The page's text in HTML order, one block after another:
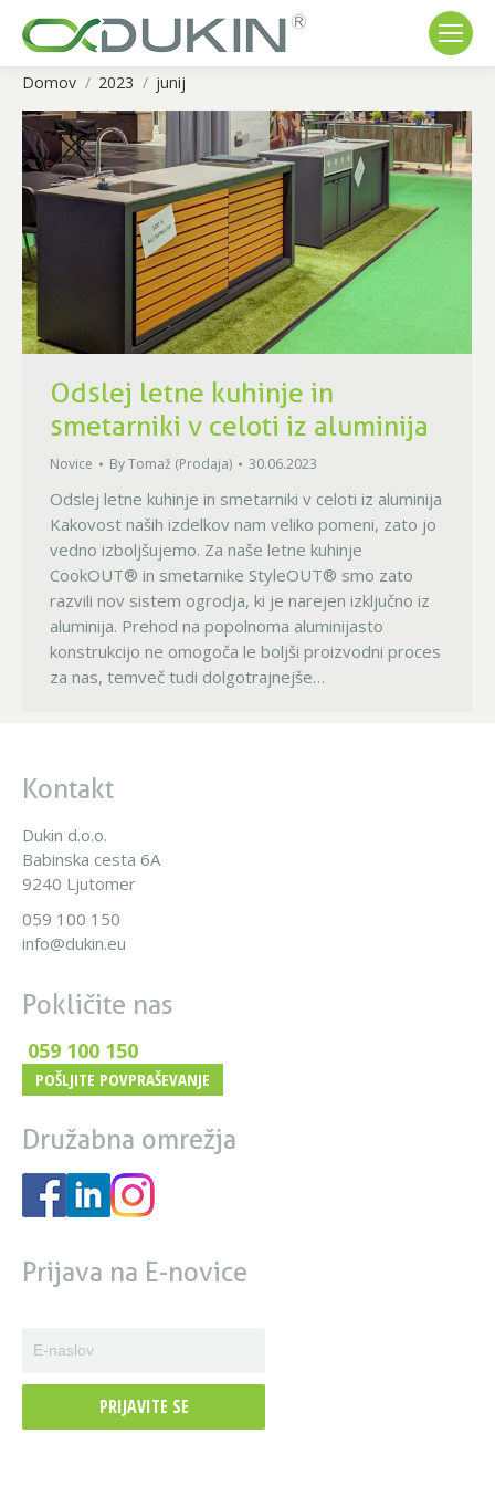
You are here:
Domov 2023 junij
Odslej letne kuhinje in
smetarniki v celoti iz aluminija
Novice ByTomaž (Prodaja) 30.06.2023
Odslej letne kuhinje in smetarniki v celoti iz aluminija
Kakovost naših izdelkov nam veliko pomeni, zato jo
vedno izboljšujemo. Za naše letne kuhinje
CookOUT® in smetarnike StyleOUT® smo zato
razvili nov sistem ogrodja, ki je narejen izključno iz
aluminija. Prehod na popolnoma aluminijasto
konstrukcijo ne omogoča le boljši proizvodni proces
za nas, temveč tudi dolgotrajnejše…
Kontakt
Dukin d.o.o.
Babinska cesta 6A
9240 Ljutomer
059 100 150
info@dukin.eu
Pokličite nas
059 100 150
POŠLJITE POVPRAŠEVANJE
Družabna omrežja
Prijava na E-novice
PRIJAVITE SE